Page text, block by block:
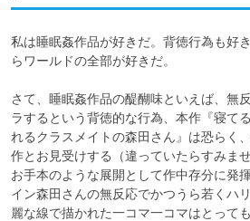
私は睡眠姦作品が好きだ。背徳行為も好
らワールドの全部が好きだ。
さて、睡眠姦作品の醍醐味といえば、無
ラするという背徳的な行為、本作『寝て
れるクラスメイトの森田さん』は恐らく
作とお見受けする（違っていたらすみま
お手本のような展開として作中存分に発
イン森田さんの無反応でかつうら若くハ
麗な線で描かれた一コマ一コマはとって